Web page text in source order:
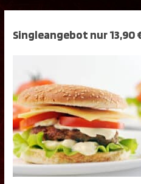
Singleangebot nur 13,90